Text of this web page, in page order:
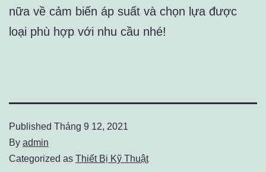
nữa về cảm biến áp suất và chọn lựa được
loại phù hợp với nhu cầu nhé!
Published Tháng 9 12, 2021
By admin
Categorized as Thiết Bị Kỹ Thuật